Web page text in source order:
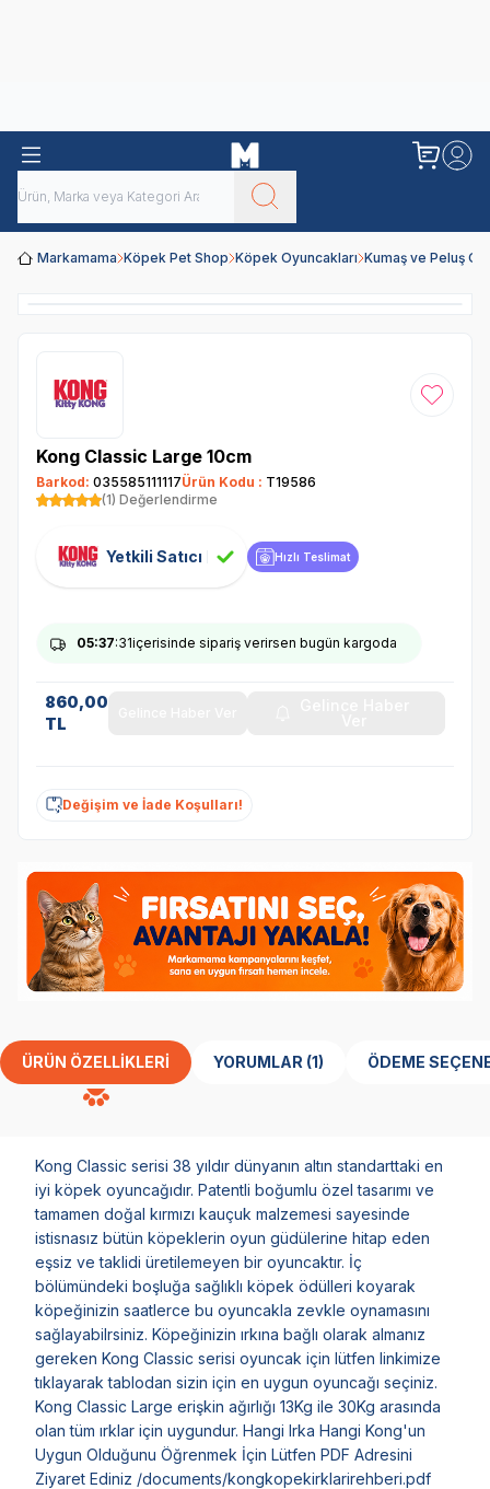
Markamama Köpek Pet Shop Köpek Oyuncakları Kumaş ve Peluş
Favoriye
Kong Classic Large 10cm
Barkod: 035585111117Ürün Kodu : T19586
(1) Değerlendirme
Yetkili Satıcı Hızlı Teslimat
05:37:31içerisinde sipariş verirsen bugün kargoda
860,00
TL
Değişim ve İade Koşulları!
ÜRÜN ÖZELLIKLERI YORUMLAR (1) ÖDEME
Kong Classic serisi 38 yıldır dünyanın altın standarttaki en
iyi köpek oyuncağıdır. Patentli boğumlu özel tasarımı ve
tamamen doğal kırmızı kauçuk malzemesi sayesinde
istisnasız bütün köpeklerin oyun güdülerine hitap eden
eşsiz ve taklidi üretilemeyen bir oyuncaktır. İç
bölümündeki boşluğa sağlıklı köpek ödülleri koyarak
köpeğinizin saatlerce bu oyuncakla zevkle oynamasını
sağlayabilrsiniz. Köpeğinizin ırkına bağlı olarak almanız
gereken Kong Classic serisi oyuncak için lütfen linkimize
tıklayarak tablodan sizin için en uygun oyuncağı seçiniz.
Kong Classic Large erişkin ağırlığı 13Kg ile 30Kg arasında
olan tüm ırklar için uygundur. Hangi Irka Hangi Kong'un
Uygun Olduğunu Öğrenmek İçin Lütfen PDF Adresini
Ziyaret Ediniz /documents/kongkopekirklarirehberi.pdf